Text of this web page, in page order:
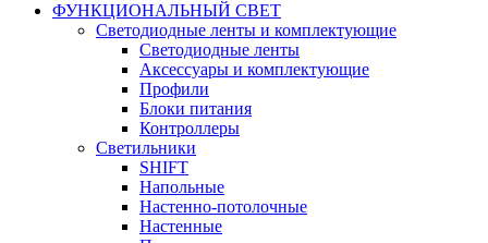
ФУНКЦИОНАЛЬНЫЙ СВЕТ
Светодиодные ленты и комплектующие
Светодиодные ленты
Аксессуары и комплектующие
Профили
Блоки питания
Контроллеры
Светильники
SHIFT
Напольные
Настенно-потолочные
Настенные